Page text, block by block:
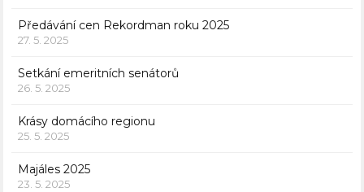
Předávání cen Rekordman roku 2025
27. 5. 2025
Setkání emeritních senátorů
26. 5. 2025
Krásy domácího regionu
25. 5. 2025
Majáles 2025
23. 5. 2025